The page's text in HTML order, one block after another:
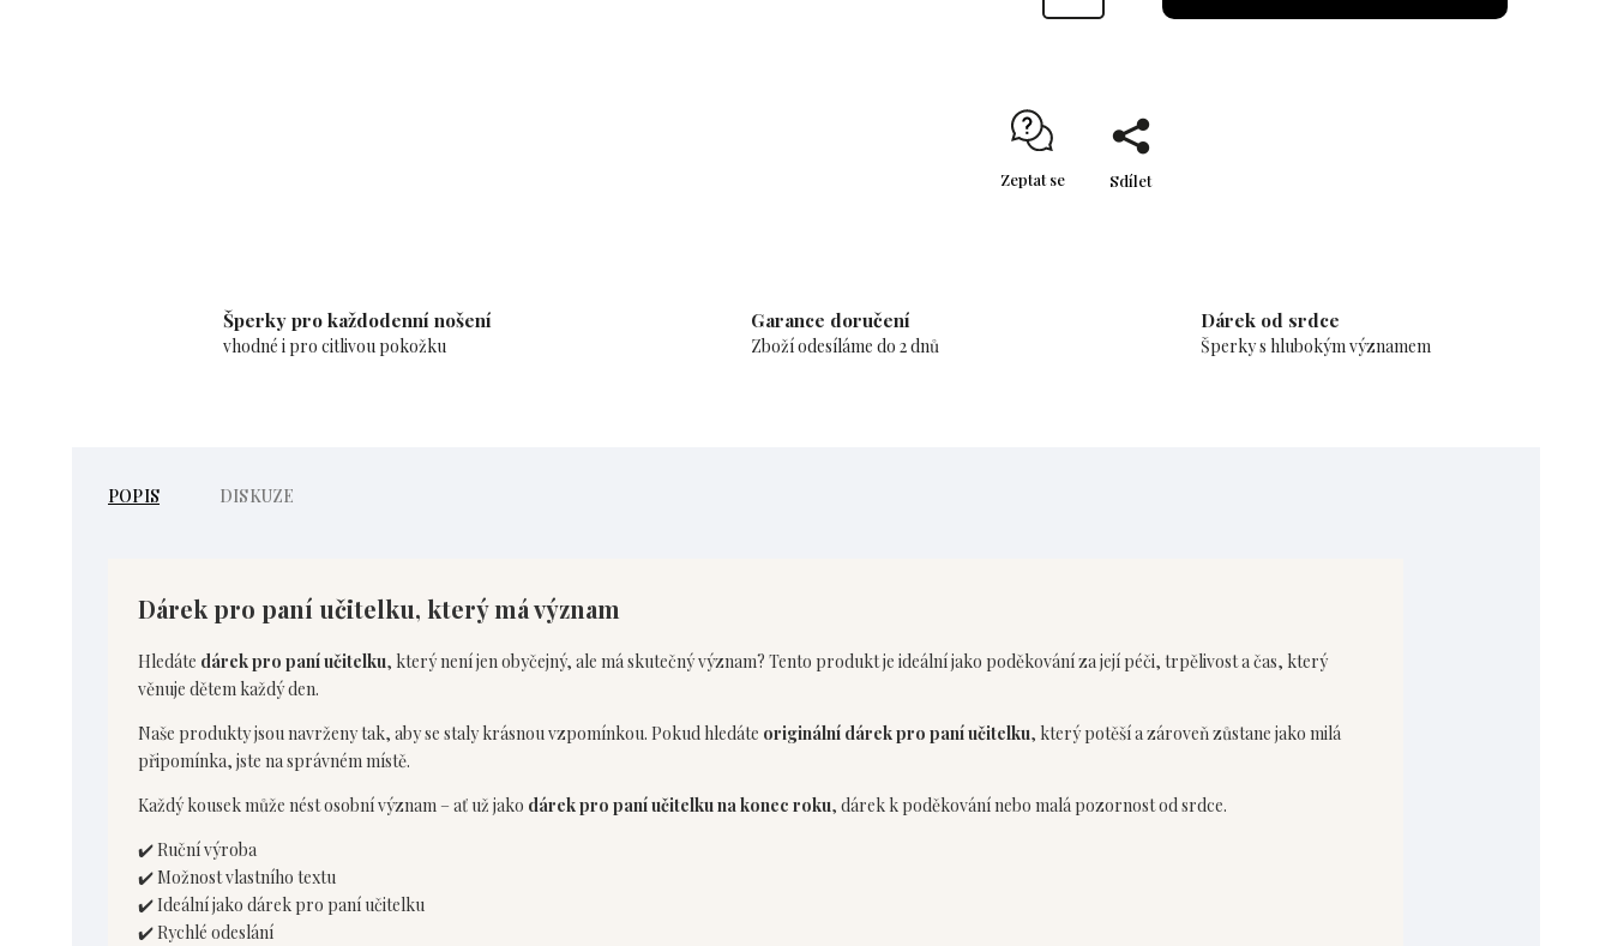
Zeptat se Sdílet
Šperky pro každodenní nošení
vhodné i pro citlivou pokožku
Garance doručení
Zboží odesíláme do 2 dnů
Dárek od srdce
Šperky s hlubokým významem
POPIS DISKUZE
Dárek pro paní učitelku, který má význam
Hledáte dárek pro paní učitelku, který není jen obyčejný, ale má skutečný význam? Tento produkt je ideální jako poděkování za její péči, trpělivost a čas, který
věnuje dětem každý den.
Naše produkty jsou navrženy tak, aby se staly krásnou vzpomínkou. Pokud hledáte originální dárek pro paní učitelku, který potěší a zároveň zůstane jako milá
připomínka, jste na správném místě.
Každý kousek může nést osobní význam – ať už jako dárek pro paní učitelku na konec roku, dárek k poděkování nebo malá pozornost od srdce.
✔️ Ruční výroba
✔️ Možnost vlastního textu
✔️ Ideální jako dárek pro paní učitelku
✔️ Rychlé odeslání